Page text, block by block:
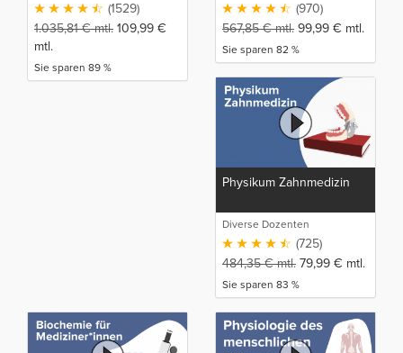
(1529)
1.035,81€mtl. 109,99 €
mtl.
Sie sparen 89 %
(970)
567,85€mtl. 99,99 € mtl.
Sie sparen 82 %
Physikum Zahnmedizin
Diverse Dozenten
(725)
484,35€mtl. 79,99 € mtl.
Sie sparen 83 %